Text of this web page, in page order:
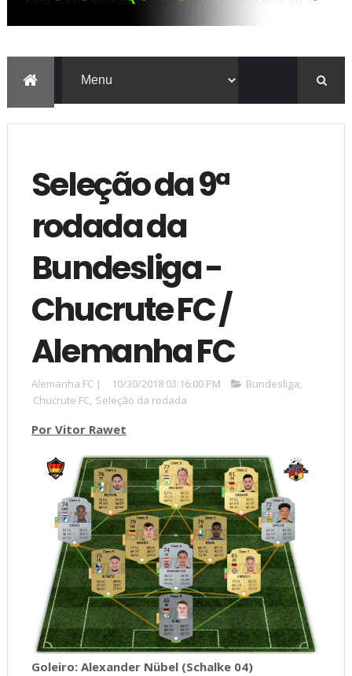
Seleção da 9ª
rodada da
Bundesliga -
Chucrute FC /
Alemanha FC
Alemanha FC | 10/30/2018 03:16:00 PM Bundesliga,
Chucrute FC, Seleção da rodada
Por Vitor Rawet
Goleiro: Alexander Nübel (Schalke 04)